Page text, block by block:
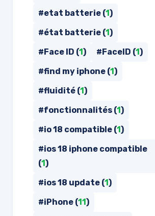
#etat batterie (1)
#état batterie (1)
#Face ID (1) #FaceID (1)
#find my iphone (1)
#fluidité (1)
#fonctionnalités (1)
#io 18 compatible (1)
#ios 18 iphone compatible
(1)
#ios 18 update (1)
#iPhone (11)